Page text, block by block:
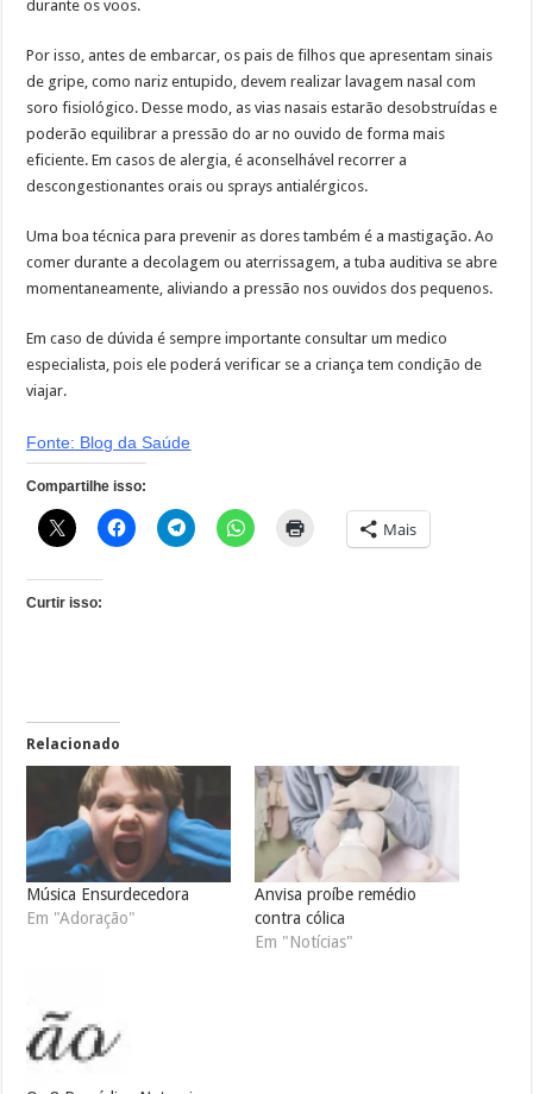
durante os voos.
Por isso, antes de embarcar, os pais de filhos que apresentam sinais
de gripe, como nariz entupido, devem realizar lavagem nasal com
soro fisiológico. Desse modo, as vias nasais estarão desobstruídas e
poderão equilibrar a pressão do ar no ouvido de forma mais
eficiente. Em casos de alergia, é aconselhável recorrer a
descongestionantes orais ou sprays antialérgicos.
Uma boa técnica para prevenir as dores também é a mastigação. Ao
comer durante a decolagem ou aterrissagem, a tuba auditiva se abre
momentaneamente, aliviando a pressão nos ouvidos dos pequenos.
Em caso de dúvida é sempre importante consultar um medico
especialista, pois ele poderá verificar se a criança tem condição de
viajar.
Fonte: Blog da Saúde
Compartilhe isso:
Mais
Curtir isso:
Relacionado
Música Ensurdecedora
Em "Adoração"
Anvisa proíbe remédio
contra cólica
Em "Notícias"